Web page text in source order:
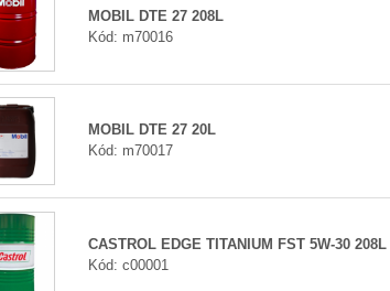
MOBIL DTE 27 208L
Kód: m70016
MOBIL DTE 27 20L
Kód: m70017
CASTROL EDGE TITANIUM FST 5W-30 208L
Kód: c00001